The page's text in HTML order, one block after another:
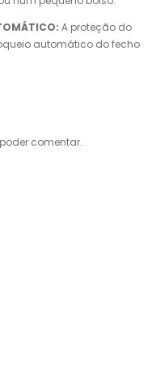
A proteção do
automático do fecho
comentar.